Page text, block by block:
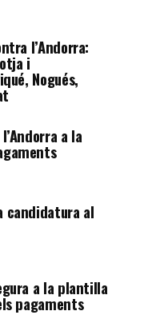
l’Andorra:
i
Nogués,
a la
candidatura al
a la plantilla
pagaments